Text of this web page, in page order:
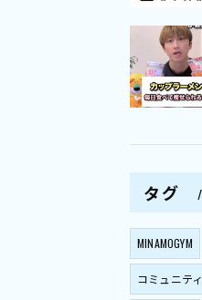
タグ
MINAMOGYM
コミュニティ